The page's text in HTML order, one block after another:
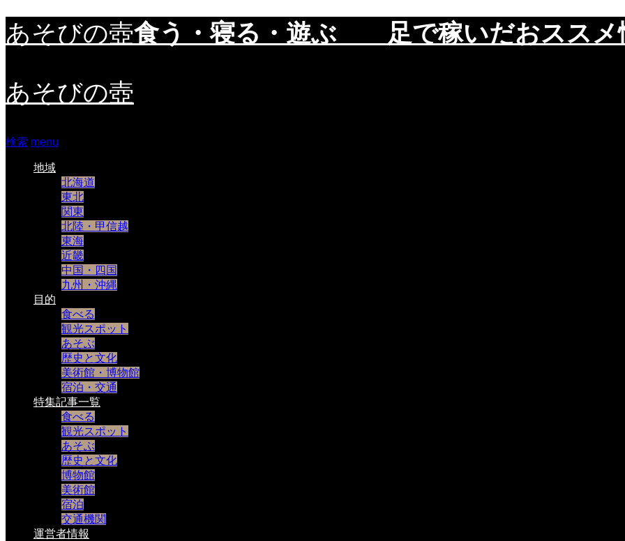
あそびの壺食う・寝る・遊ぶ 足で稼いだおスス
あそびの壺
検索 menu
地域
北海道
東北
関東
北陸・甲信越
東海
近畿
中国・四国
九州・沖縄
目的
食べる
観光スポット
あそぶ
歴史と文化
美術館・博物館
宿泊・交通
特集記事一覧
食べる
観光スポット
あそぶ
歴史と文化
博物館
美術館
宿泊
交通機関
運営者情報